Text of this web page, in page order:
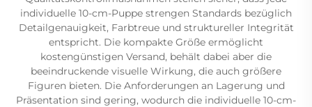
individuelle 10-cm-Puppe strengen Standards bezüglich
Detailgenauigkeit, Farbtreue und struktureller Integrität
entspricht. Die kompakte Größe ermöglicht
kostengünstigen Versand, behält dabei aber die
beeindruckende visuelle Wirkung, die auch größere
Figuren bieten. Die Anforderungen an Lagerung und
Präsentation sind gering, wodurch die individuelle 10-cm-